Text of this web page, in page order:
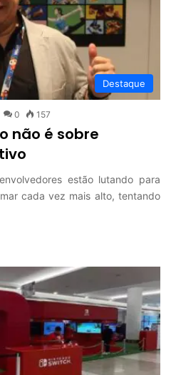
Destaque
0 157
não é sobre
estão lutando para
cada vez mais alto, tentando